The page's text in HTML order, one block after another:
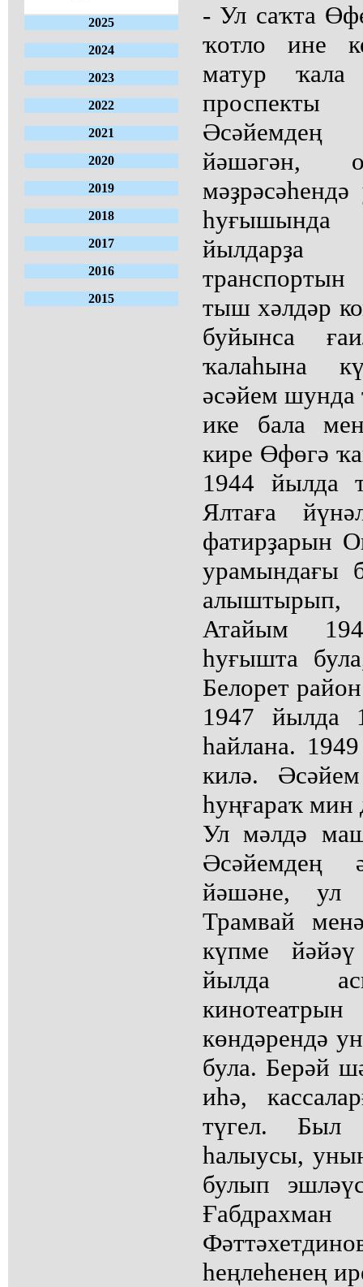
2025
2024
2023
2022
2021
2020
2019
2018
2017
2016
2015
- Ул саҡта
ҡотло ине
матур
Әсәйемдең
йәшәгән,
һуғышында
йылдарҙа
транспортын
тыш хәлдәр
буйынса
ҡалаһына
әсәйем шунда
ике бала
кире Өфөгә
1944 йылда
Ялтаға
фатирҙарын
урамындағы
Атайым
һуғышта
Белорет
1947 йылда
һайлана.
килә.
һуңғараҡ мин
Ул мәлдә
Әсәйемдең
йәшәне,
Трамвай
күпме
йылда
көндәрендә
була. Берәй
иһә,
түгел. Был
һалыусы,
булып
һеңлеһенең